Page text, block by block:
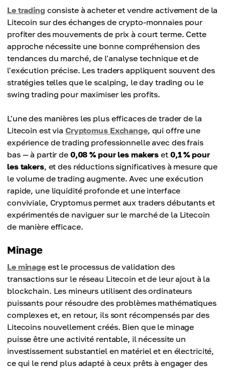
Le trading consiste à acheter et vendre activement de la
Litecoin sur des échanges de crypto-monnaies pour
profiter des mouvements de prix à court terme. Cette
approche nécessite une bonne compréhension des
tendances du marché, de l'analyse technique et de
l'exécution précise. Les traders appliquent souvent des
stratégies telles que le scalping, le day trading ou le
swing trading pour maximiser les profits.
L'une des manières les plus efficaces de trader de la
Litecoin est via Cryptomus Exchange, qui offre une
expérience de trading professionnelle avec des frais
bas — à partir de 0,08 % pour les makers et 0,1 % pour
les takers, et des réductions significatives à mesure que
le volume de trading augmente. Avec une exécution
rapide, une liquidité profonde et une interface
conviviale, Cryptomus permet aux traders débutants et
expérimentés de naviguer sur le marché de la Litecoin
de manière efficace.
Minage
Le minageest le processus de validation des
transactions sur le réseau Litecoin et de leur ajout à la
blockchain. Les mineurs utilisent des ordinateurs
puissants pour résoudre des problèmes mathématiques
complexes et, en retour, ils sont récompensés par des
Litecoins nouvellement créés. Bien que le minage
puisse être une activité rentable, il nécessite un
investissement substantiel en matériel et en électricité,
ce qui le rend plus adapté à ceux prêts à engager des